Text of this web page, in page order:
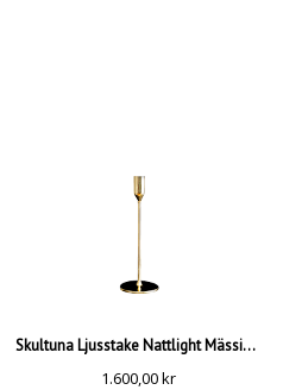
Skultuna Ljusstake Nattlight Mässing, Large
1.600,00kr